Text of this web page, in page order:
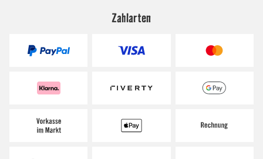
Zahlarten